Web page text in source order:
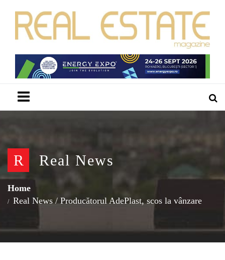
R Real News
Home
Real News / Producătorul AdePlast, scos la vânzare